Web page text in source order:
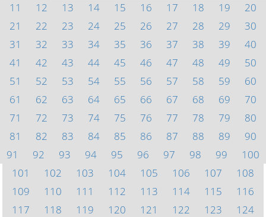
11
12 13 14 15 16 17 18 19
20
21
22 23 24 25 26 27 28 29
30
31
32 33 34 35 36 37 38 39
40
41
42 43 44 45 46 47 48 49
50
51
52 53 54 55 56 57 58 59
60
61
62 63 64 65 66 67 68 69
70
71
72 73 74 75 76 77 78 79
80
81
82 83 84 85 86 87 88 89
90
91
92 93 94 95 96 97 98 99
100
101
102 103 104 105 106 107
108
109
110 111 112 113 114 115
116
117
118 119 120 121 122 123
124